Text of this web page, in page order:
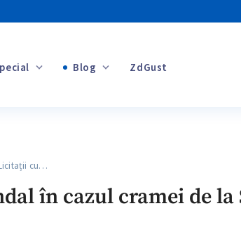
Blog ZdGust
cu…
în cazul cramei de